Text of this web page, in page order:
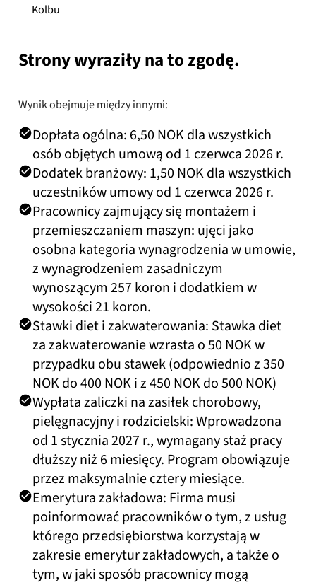
Kolbu
Strony wyraziły na to zgodę.
Wynik obejmuje między innymi:
Dopłata ogólna: 6,50 NOK dla wszystkich
osób objętych umową od 1 czerwca 2026 r.
Dodatek branżowy: 1,50 NOK dla wszystkich
uczestników umowy od 1 czerwca 2026 r.
Pracownicy zajmujący się montażem i
przemieszczaniem maszyn: ujęci jako
osobna kategoria wynagrodzenia w umowie,
z wynagrodzeniem zasadniczym
wynoszącym 257 koron i dodatkiem w
wysokości 21 koron.
Stawki diet i zakwaterowania: Stawka diet
za zakwaterowanie wzrasta o 50 NOK w
przypadku obu stawek (odpowiednio z 350
NOK do 400 NOK i z 450 NOK do 500 NOK)
Wypłata zaliczki na zasiłek chorobowy,
pielęgnacyjny i rodzicielski: Wprowadzona
od 1 stycznia 2027 r., wymagany staż pracy
dłuższy niż 6 miesięcy. Program obowiązuje
przez maksymalnie cztery miesiące.
Emerytura zakładowa: Firma musi
poinformować pracowników o tym, z usług
którego przedsiębiorstwa korzystają w
zakresie emerytur zakładowych, a także o
tym, w jaki sposób pracownicy mogą